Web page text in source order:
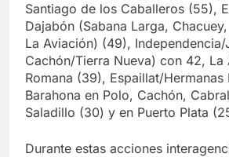
Santiago de los Caballeros (55),
Dajabón (Sabana Larga,
La Aviación) (49),
Cachón/Tierra Nueva) con 42, La
Romana (39), Espaillat/
Barahona en Polo, Cachón,
Saladillo (30) y en Puerto Plata
Durante estas acciones